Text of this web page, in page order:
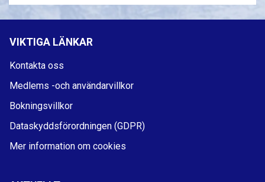
VIKTIGA LÄNKAR
Kontakta oss
Medlems -och användarvillkor
Bokningsvillkor
Dataskyddsförordningen (GDPR)
Mer information om cookies